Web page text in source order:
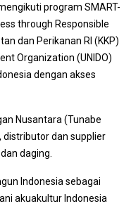
program SMART-
through Responsible
dan Perikanan RI (KKP)
Organization (UNIDO)
dengan akses
Nusantara (Tunabe
distributor dan supplier
daging.
Indonesia sebagai
akuakultur Indonesia